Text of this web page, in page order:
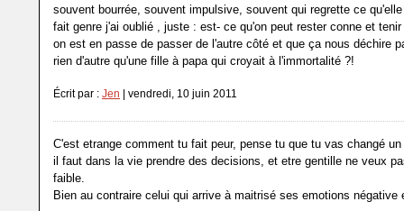
souvent bourrée, souvent impulsive, souvent qui regrette ce
fait genre j'ai oublié , juste : est- ce qu'on peut rester conne et tenir
on est en passe de passer de l'autre côté et que ça nous déchire
rien d'autre qu'une fille à papa qui croyait à l'immortalité ?!
Écrit par : Jen | vendredi, 10 juin 2011
C'est etrange comment tu fait peur, pense tu que tu vas changé un
il faut dans la vie prendre des decisions, et etre gentille ne veux
faible.
Bien au contraire celui qui arrive à maitrisé ses emotions négative